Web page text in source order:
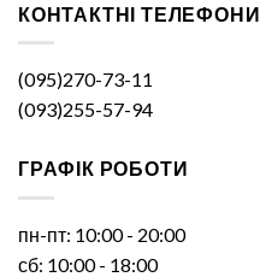
КОНТАКТНІ ТЕЛЕФОНИ
(095)270-73-11
(093)255-57-94
ГРАФІК РОБОТИ
пн-пт: 10:00 - 20:00
сб: 10:00 - 18:00